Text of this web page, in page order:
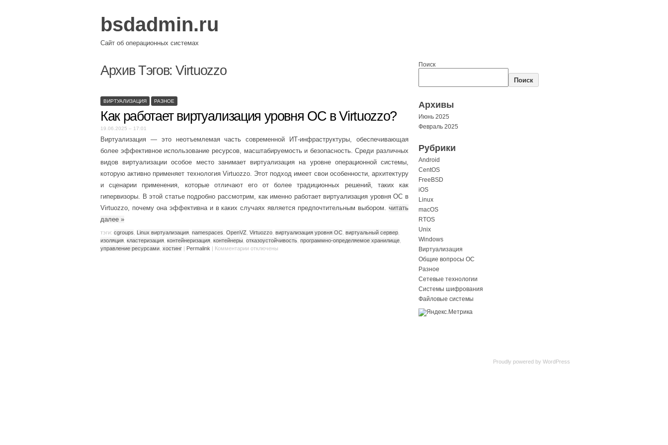
bsdadmin.ru
Сайт об операционных системах
Архив Тэгов:Virtuozzo
ВИРТУАЛИЗАЦИЯ РАЗНОЕ
Как работает виртуализация уровня ОС в Virtuozzo?
19.06.2025 – 17:01
Виртуализация — это неотъемлемая часть современной ИТ-инфраструктуры, обеспечивающая
более эффективное использование ресурсов, масштабируемость и безопасность. Среди различных
видов виртуализации особое место занимает виртуализация на уровне операционной системы,
которую активно применяет технология Virtuozzo. Этот подход имеет свои особенности, архитектуру
и сценарии применения, которые отличают его от более традиционных решений, таких как
гипервизоры. В этой статье подробно рассмотрим, как именно работает виртуализация уровня ОС в
Virtuozzo, почему она эффективна и в каких случаях является предпочтительным выбором. читать
далее »
тэги: cgroups Linux виртуализация namespaces OpenVZ Virtuozzo виртуализация уровня ОС виртуальный сервер
изоляция кластеризация контейнеризация контейнеры отказоустойчивость программно-определяемое хранилище
управление ресурсами хостинг | Permalink | Комментарии отключены
Поиск
Поиск
Архивы
Июнь 2025
Февраль 2025
Рубрики
Android
CentOS
FreeBSD
iOS
Linux
macOS
RTOS
Unix
Windows
Виртуализация
Общие вопросы ОС
Разное
Сетевые технологии
Системы шифрования
Файловые системы
Proudly powered by WordPress